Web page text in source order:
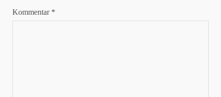
Kommentar *